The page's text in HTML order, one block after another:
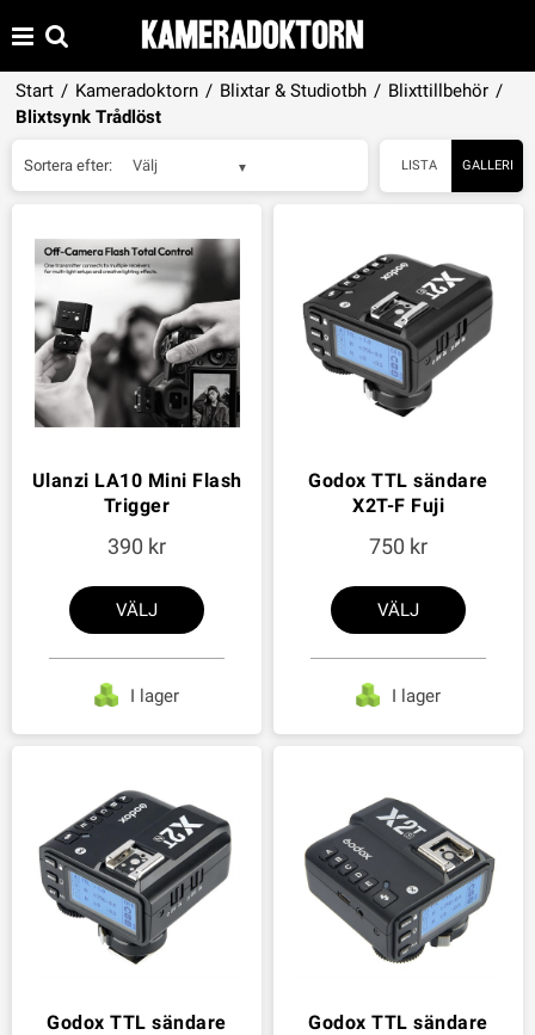
Start / Kameradoktorn / Blixtar & Studiotbh / Blixttillbehör /
Blixtsynk Trådlöst
LISTA GALLERI
Sortera efter: Välj
Ulanzi LA10 Mini Flash
Trigger
390
VÄLJ
I lager
Godox TTL sändare
X2T-F Fuji
750
VÄLJ
I lager
Godox TTL sändare
Godox TTL sändare